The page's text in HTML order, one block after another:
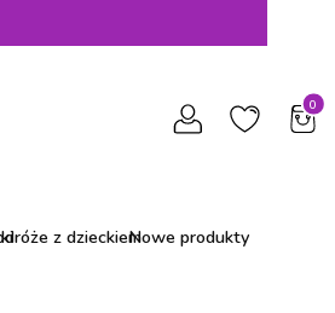
z dzieckiemNowe produkty